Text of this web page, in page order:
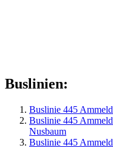
Buslinien:
Buslinie 445
Buslinie 445
Nusbaum
Buslinie 445